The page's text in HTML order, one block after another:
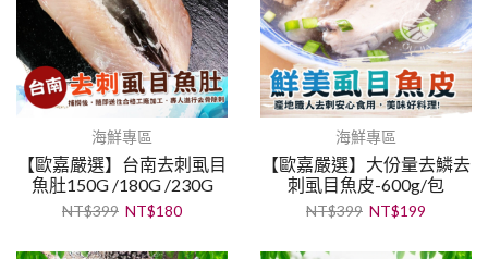
海鮮專區
【歐嘉嚴選】台南去刺虱目
魚肚150G /180G /230G
NT$399 NT$180
海鮮專區
【歐嘉嚴選】大份量去鱗去
刺虱目魚皮-600g/包
NT$399 NT$199